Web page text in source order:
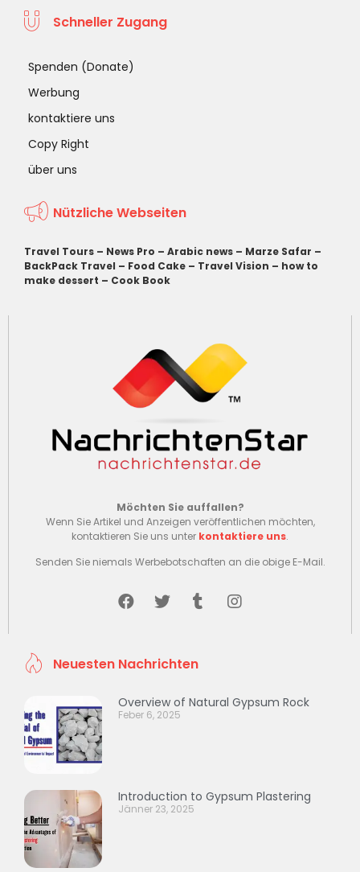
Schneller Zugang
Spenden (Donate)
Werbung
kontaktiere uns
Copy Right
über uns
Nützliche Webseiten
Travel Tours – News Pro – Arabic news – Marze Safar –
BackPack Travel – Food Cake – Travel Vision – how to
make dessert – Cook Book
Möchten Sie auffallen?
Wenn Sie Artikel und Anzeigen veröffentlichen möchten,
kontaktieren Sie uns unter kontaktiere uns.
Senden Sie niemals Werbebotschaften an die obige E-Mail.
Neuesten Nachrichten
Overview of Natural Gypsum Rock
Feber 6, 2025
Introduction to Gypsum Plastering
Jänner 23, 2025